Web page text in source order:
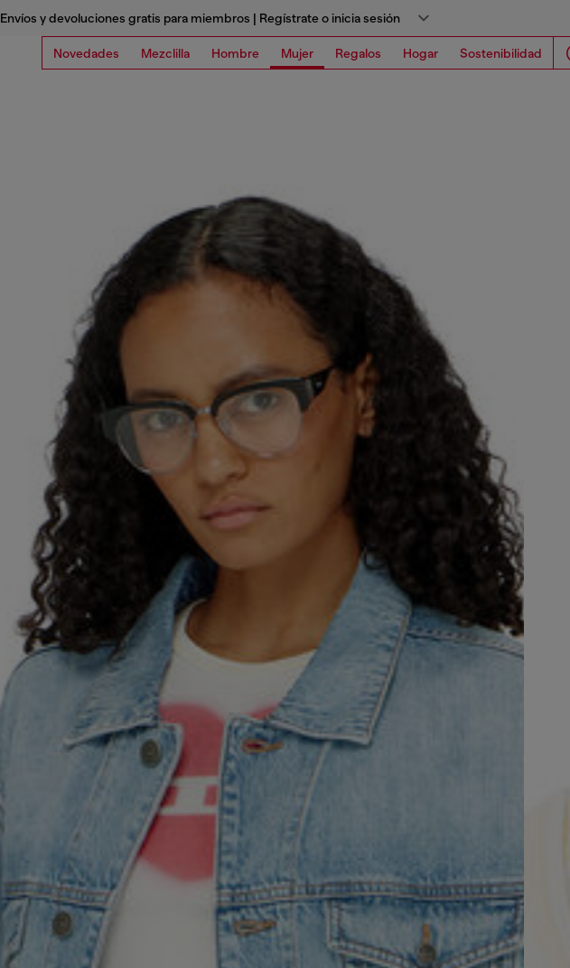
Envíos y devoluciones gratis para miembros | Regístrate o inicia sesión
Novedades Mezclilla Hombre Mujer Regalos Hogar Sostenibilidad